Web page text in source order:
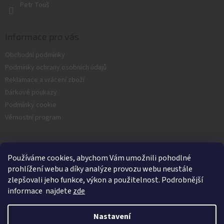
Používáme cookies, abychom Vám umožnili pohodlné
prohlížení webu a díky analýze provozu webu neustále
zlepšovali jeho funkce, výkon a použitelnost. Podrobnější
informace najdete zde
Nastavení
Petr Touš
Obchodní podmínky
Podmínky ochrany osobních údajů
Reklamace a vrácení zboží
Dárkové poukazy
Podmínky cookie
Věrnostní program
Facebook
Vytvořil Shoptet